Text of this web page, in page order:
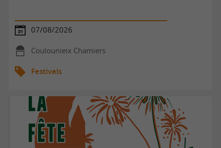
07/08/2026
Coulounieix Chamiers
Festivals